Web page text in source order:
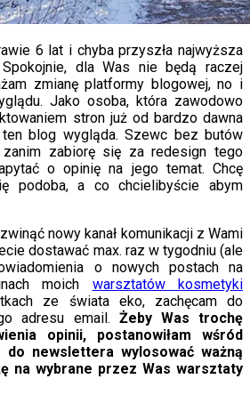
6 lat i chyba przyszła najwyższa
dla Was nie będą raczej
zmianę platformy blogowej, no i
Jako osoba, która zawodowo
stron już od bardzo dawna
blog wygląda. Szewc bez butów
zabiorę się za redesign tego
o opinię na jego temat. Chcę
podoba, a co chcielibyście abym
nowy kanał komunikacji z Wami
dostawać max. raz w tygodniu (ale
o nowych postach na
moich warsztatów kosmetyki
ze świata eko, zachęcam do
adresu email. Żeby Was trochę
opinii, postanowiłam wśród
do newslettera wylosować ważną
na wybrane przez Was warsztaty